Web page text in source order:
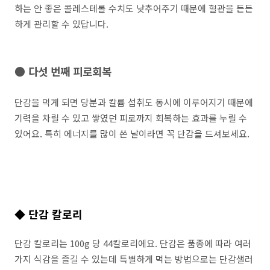
하는 안 좋은 콜레스테롤 수치도 낮추어주기 때문에 혈관을 든든
하게 관리할 수 있답니다.
● 다섯 번째 피로회복
단감을 먹게 되면 당분과 칼륨 섭취도 동시에 이루어지기 때문에
기력을 차릴 수 있고 쌓였던 피로까지 회복하는 효과를 누릴 수
있어요. 특히 에너지를 많이 쓴 날이라면 꼭 단감을 드셔보세요.
◆ 단감 칼로리
단감 칼로리는 100g 당 44칼로리에요. 단감은 품종에 따라 여러
가지 식감을 즐길 수 있는데 특별하게 먹는 방법으로는 단감샐러